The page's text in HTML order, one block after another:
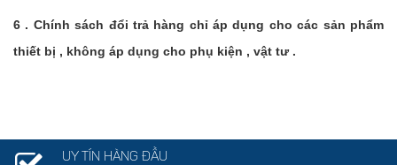
6 . Chính sách đổi trả hàng chỉ áp dụng cho các sản phẩm
thiết bị , không áp dụng cho phụ kiện , vật tư .
UY TÍN HÀNG ĐẦU